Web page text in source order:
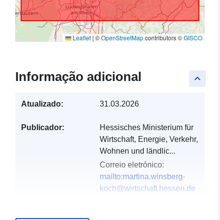
Leaflet | ©OpenStreetMapcontributors ©GISCO
keyboard_arrow_up
Informação adicional
Atualizado: 31.03.2026
Publicador:
Hessisches Ministerium für
Wirtschaft, Energie, Verkehr,
Wohnen und ländlic...
Correio eletrónico:
mailto:martina.winsberg-
koch@wirtschaft.hessen.de